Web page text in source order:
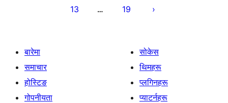
13 … 19
बारेमा
समाचार
होस्टिङ
गोपनीयता
सोकेस
थिमहरू
प्लगिनहरू
प्याटर्नहरू